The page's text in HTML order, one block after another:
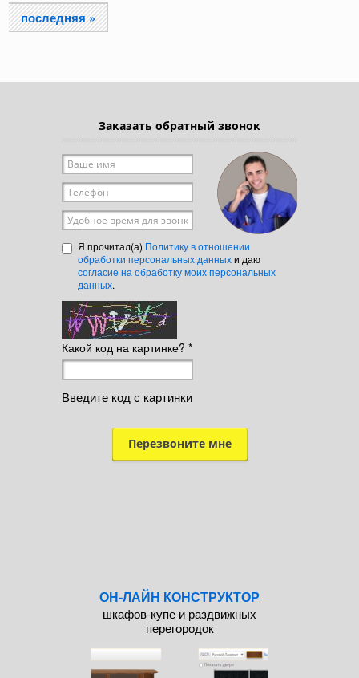
последняя »
Заказать обратный звонок
Ваше имя
Телефон
Удобное время для звонка
Я прочитал(а) Политику в отношении
обработки персональных данныхи даю
согласие на обработку моих персональных
данных.
Какой код на картинке? *
Введите код с картинки
ОН-ЛАЙН КОНСТРУКТОР
шкафов-купе и раздвижных
перегородок